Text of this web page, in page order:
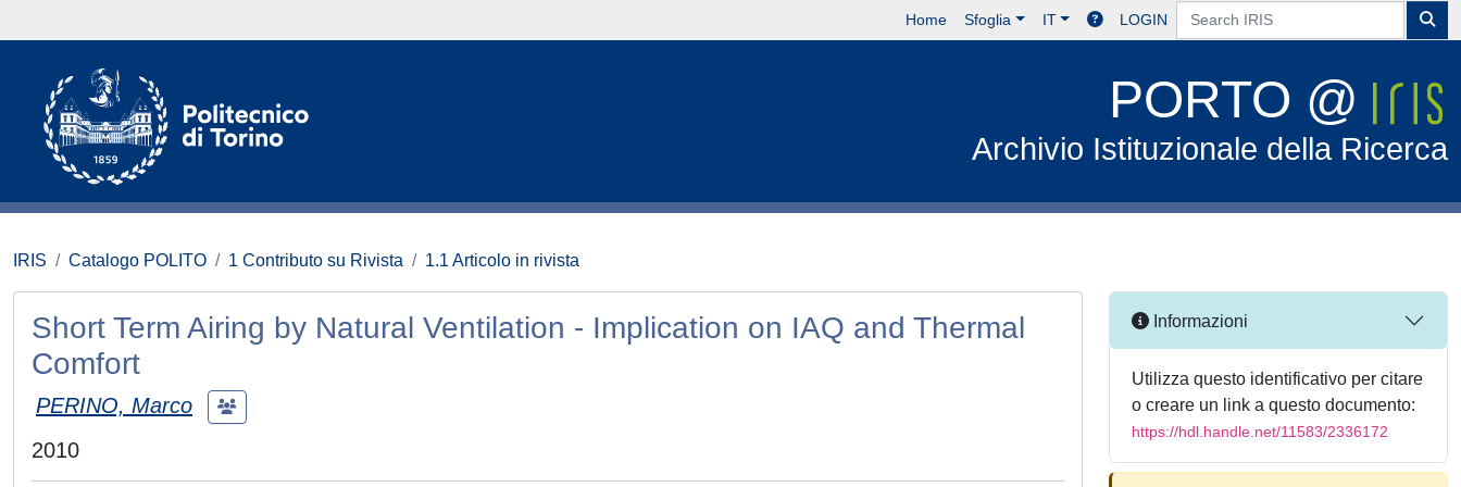
Home Sfoglia IT LOGIN
PORTO @
Archivio Istituzionale della Ricerca
IRIS Catalogo POLITO 1 Contributo su Rivista 1.1 Articolo in rivista
Short Term Airing by Natural Ventilation - Implication on IAQ and Thermal
Comfort
PERINO, Marco
2010
Informazioni
Utilizza questo identificativo per citare
o creare un link a questo documento:
https://hdl.handle.net/11583/2336172